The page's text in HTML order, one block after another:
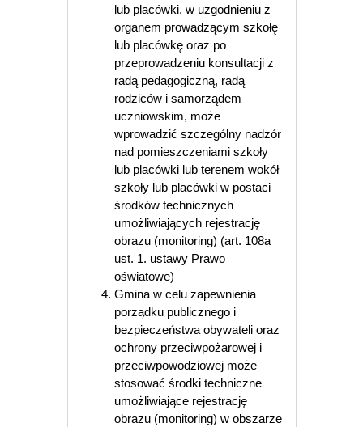
lub placówki, w uzgodnieniu z
organem prowadzącym szkołę
lub placówkę oraz po
przeprowadzeniu konsultacji z
radą pedagogiczną, radą
rodziców i samorządem
uczniowskim, może
wprowadzić szczególny nadzór
nad pomieszczeniami szkoły
lub placówki lub terenem wokół
szkoły lub placówki w postaci
środków technicznych
umożliwiających rejestrację
obrazu (monitoring) (art. 108a
ust. 1. ustawy Prawo
oświatowe)
Gmina w celu zapewnienia
porządku publicznego i
bezpieczeństwa obywateli oraz
ochrony przeciwpożarowej i
przeciwpowodziowej może
stosować środki techniczne
umożliwiające rejestrację
obrazu (monitoring) w obszarze